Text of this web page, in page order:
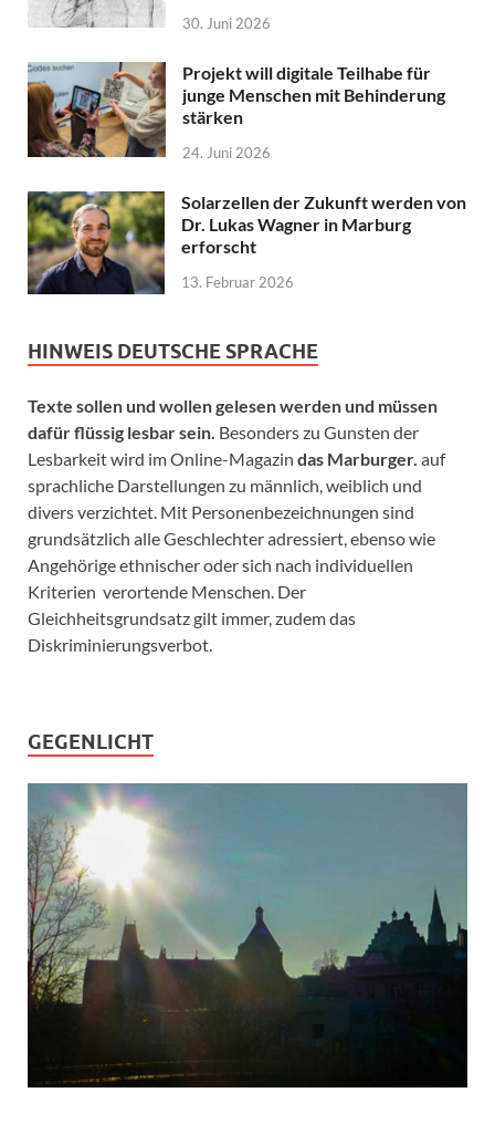
30. Juni 2026
Projekt will digitale Teilhabe für
junge Menschen mit Behinderung
stärken
24. Juni 2026
Solarzellen der Zukunft werden von
Dr. Lukas Wagner in Marburg
erforscht
13. Februar 2026
HINWEIS DEUTSCHE SPRACHE
Texte sollen und wollen gelesen werden und müssen
dafür flüssig lesbar sein. Besonders zu Gunsten der
Lesbarkeit wird im Online-Magazin das Marburger. auf
sprachliche Darstellungen zu männlich, weiblich und
divers verzichtet. Mit Personenbezeichnungen sind
grundsätzlich alle Geschlechter adressiert, ebenso wie
Angehörige ethnischer oder sich nach individuellen
Kriterien verortende Menschen. Der
Gleichheitsgrundsatz gilt immer, zudem das
Diskriminierungsverbot.
GEGENLICHT